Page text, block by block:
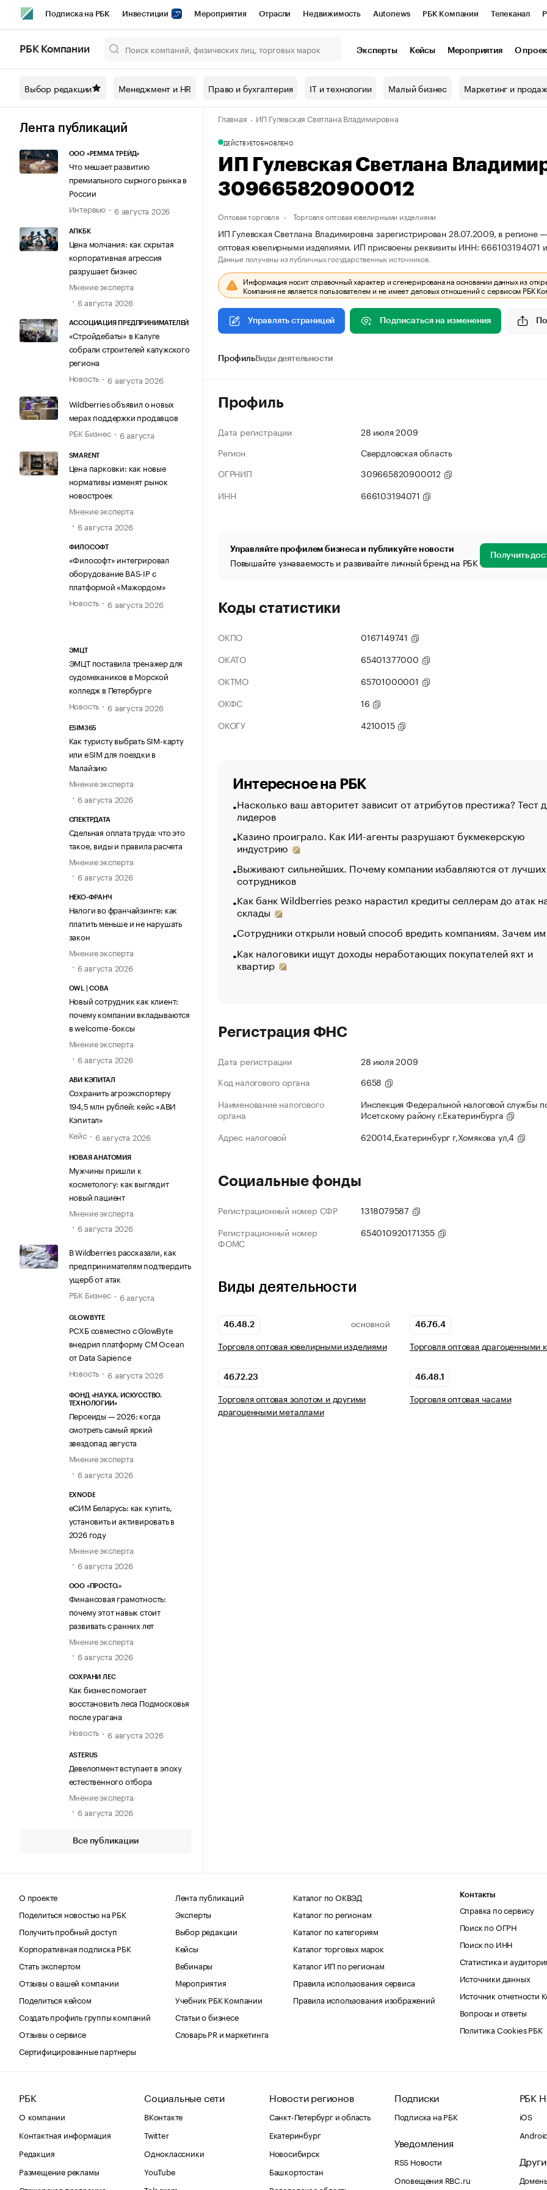
Подписка на РБК Инвестиции Мероприятия Отрасли Недвижимость Autonews РБК Компании Телеканал
Спецпроекты СПб Конференции СПб Спецпроекты Проверка контрагентов
Технологии и медиа Рынок наличной валюты
РБК Компании Эксперты Кейсы Мероприятия О
Выбор редакции Менеджмент и HR Право и бухгалтерия IT и технологии Малый бизнес Маркетинг и
Лента публикаций
ООО «РЕММА ТРЕЙД»
Что мешает развитию
премиального сырного рынка в
России
Интервью
6 августа 2026
АПКБК
Цена молчания: как скрытая
корпоративная агрессия
разрушает бизнес
Мнение эксперта
6 августа 2026
АССОЦИАЦИЯ ПРЕДПРИНИМАТЕЛЕЙ
«Стройдебаты» в Калуге
собрали строителей калужского
региона
Новость
6 августа 2026
Wildberries объявил о новых
мерах поддержки продавцов
РБК Бизнес
6 августа
SMARENT
Цена парковки: как новые
нормативы изменят рынок
новостроек
Мнение эксперта
6 августа 2026
ФИЛОСОФТ
«Философт» интегрировал
оборудование BAS-IP с
платформой «Мажордом»
Новость
6 августа 2026
ЭМЦТ
ЭМЦТ поставила тренажер для
судомехаников в Морской
колледж в Петербурге
Новость
6 августа 2026
ESIM365
Как туристу выбрать SIM-карту
или eSIM для поездки в
Малайзию
Мнение эксперта
6 августа 2026
СПЕКТРДАТА
Сдельная оплата труда: что это
такое, виды и правила расчета
Мнение эксперта
6 августа 2026
НЕКО-ФРАНЧ
Налоги во франчайзинге: как
платить меньше и не нарушать
закон
Мнение эксперта
6 августа 2026
OWL | СОВА
Новый сотрудник как клиент:
почему компании вкладываются
в welcome-боксы
Мнение эксперта
6 августа 2026
АВИ КЭПИТАЛ
Сохранить агроэкспортеру
194,5 млн рублей: кейс «АВИ
Кэпитал»
Кейс
6 августа 2026
НОВАЯ АНАТОМИЯ
Мужчины пришли к
косметологу: как выглядит
новый пациент
Мнение эксперта
6 августа 2026
В Wildberries рассказали, как
предпринимателям подтвердить
ущерб от атак
РБК Бизнес
6 августа
GLOWBYTE
РСХБ совместно с GlowByte
внедрил платформу CM Ocean
от Data Sapience
Новость
6 августа 2026
ФОНД «НАУКА. ИСКУССТВО.
ТЕХНОЛОГИИ»
Персеиды — 2026: когда
смотреть самый яркий
звездопад августа
Мнение эксперта
6 августа 2026
EXNODE
еСИМ Беларусь: как купить,
установить и активировать в
2026 году
Мнение эксперта
6 августа 2026
ООО «ПРОСТО.»
Финансовая грамотность:
почему этот навык стоит
развивать с ранних лет
Мнение эксперта
6 августа 2026
СОХРАНИ ЛЕС
Как бизнес помогает
восстановить леса Подмосковья
после урагана
Новость
6 августа 2026
ASTERUS
Девелопмент вступает в эпоху
естественного отбора
Мнение эксперта
6 августа 2026
Все публикации
Главная ИП Гулевская Светлана Владимировна
ДЕЙСТВУЕТОБНОВЛЕНО
ИП Гулевская Светлана
309665820900012
Оптовая торговля Торговля оптовая ювелирными изделиями
ИП Гулевская Светлана Владимировна зарегистрирован 28.07.2009, в регионе
оптовая ювелирными изделиями. ИП присвоены реквизиты ИНН:
Данные получены из публичных государственных источников.
Информация носит справочный характер и сгенерирована на основании данных из
Компания не является пользователем и не имеет деловых отношений с сервисом РБК
Управлять страницей Подписаться на изменения
ПрофильВиды деятельности
Профиль
Дата регистрации
28 июля 2009
Регион
Свердловская область
ОГРНИП
309665820900012
ИНН
666103194071
Управляйте профилем бизнеса и публикуйте новости
Повышайте узнаваемость и развивайте личный бренд на РБК Получить
Коды статистики
ОКПО
0167149741
ОКАТО
65401377000
ОКТМО
65701000001
ОКФС
16
ОКОГУ
4210015
Интересное на РБК
Насколько ваш авторитет зависит от атрибутов престижа? Тест
лидеров
Казино проиграло. Как ИИ-агенты разрушают букмекерскую
индустрию
Выживают сильнейших. Почему компании избавляются от лучших
сотрудников
Как банк Wildberries резко нарастил кредиты селлерам до атак
склады
Сотрудники открыли новый способ вредить компаниям. Зачем
Как налоговики ищут доходы неработающих покупателей яхт и
квартир
Регистрация ФНС
Дата регистрации
28 июля 2009
Код налогового органа
6658
Наименование налогового
органа
Инспекция Федеральной налоговой службы
Исетскому району г.Екатеринбурга
Адрес налоговой
620014,Екатеринбург г,Хомякова ул,4
Социальные фонды
Регистрационный номер СФР
1318079587
Регистрационный номер
ФОМС
654010920171355
Виды деятельности
46.48.2 ОСНОВНОЙ
Торговля оптовая ювелирными изделиями
46.76.4
Торговля оптовая драгоценными
46.72.23
Торговля оптовая золотом и другими
драгоценными металлами
46.48.1
Торговля оптовая часами
О проекте
Поделиться новостью на РБК
Получить пробный доступ
Корпоративная подписка РБК
Стать экспертом
Отзывы о вашей компании
Поделиться кейсом
Создать профиль группы компаний
Отзывы о сервисе
Сертифицированные партнеры
Лента публикаций
Эксперты
Выбор редакции
Кейсы
Вебинары
Мероприятия
Учебник РБК Компании
Статьи о бизнесе
Словарь PR и маркетинга
Каталог по ОКВЭД
Каталог по регионам
Каталог по категориям
Каталог торговых марок
Каталог ИП по регионам
Правила использования сервиса
Правила использования изображений
Контакты
Справка по сервису
Поиск по ОГРН
Поиск по ИНН
Статистика и
Источники данных
Источник отчетности
Вопросы и ответы
Политика Cookies РБК
РБК
О компании
Контактная информация
Редакция
Размещение рекламы
Социальные сети
ВКонтакте
Twitter
Одноклассники
YouTube
Новости регионов
Санкт-Петербург и область
Екатеринбург
Новосибирск
Башкортостан
Подписки
Подписка на РБК
Уведомления
RSS Новости
Оповещения RBC.ru
РБК
iOS